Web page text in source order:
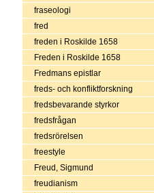
fraseologi
fred
freden i Roskilde 1658
Freden i Roskilde 1658
Fredmans epistlar
freds- och konfliktforskning
fredsbevarande styrkor
fredsfrågan
fredsrörelsen
freestyle
Freud, Sigmund
freudianism